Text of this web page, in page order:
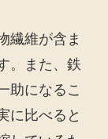
繊維が含ま
。また、鉄
助になるこ
に比べると